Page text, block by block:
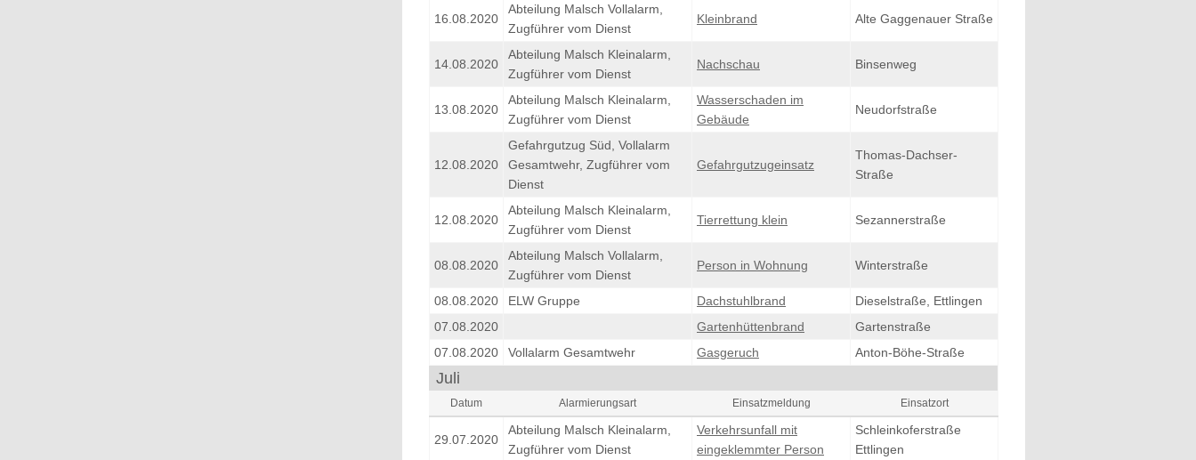
16.08.2020
Abteilung Malsch Vollalarm,
Zugführer vom Dienst
Kleinbrand Alte Gaggenauer Straße
14.08.2020
Abteilung Malsch Kleinalarm,
Zugführer vom Dienst
Nachschau Binsenweg
13.08.2020
Abteilung Malsch Kleinalarm,
Zugführer vom Dienst
Wasserschaden im
Gebäude
Neudorfstraße
12.08.2020
Gefahrgutzug Süd, Vollalarm
Gesamtwehr, Zugführer vom
Dienst
Gefahrgutzugeinsatz
Thomas-Dachser-
Straße
12.08.2020
Abteilung Malsch Kleinalarm,
Zugführer vom Dienst
Tierrettung klein Sezannerstraße
08.08.2020
Abteilung Malsch Vollalarm,
Zugführer vom Dienst
Person in Wohnung Winterstraße
08.08.2020 ELW Gruppe Dachstuhlbrand
Dieselstraße, Ettlingen
07.08.2020
Gartenhüttenbrand
Gartenstraße
07.08.2020
Vollalarm Gesamtwehr Gasgeruch Anton-Böhe-Straße
Juli
Datum Alarmierungsart Einsatzmeldung Einsatzort
29.07.2020
Abteilung Malsch Kleinalarm,
Zugführer vom Dienst
Verkehrsunfall mit
eingeklemmter Person
Schleinkoferstraße
Ettlingen